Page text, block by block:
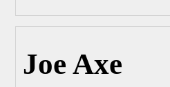
Joe Axe